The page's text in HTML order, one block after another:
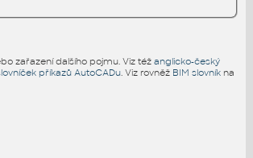
zařazení dalšího pojmu. Viz též anglicko-český
příkazů AutoCADu. Viz rovněž BIM slovníkna